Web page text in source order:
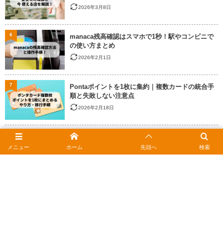
2026年3月8日
manaca残高確認はスマホで1秒！駅やコンビニで
の使い方まとめ
2026年2月1日
6
Pontaポイントを1枚に集約｜複数カードの統合手
順と失敗しない注意点
2026年2月18日
7
ヤマダ電機で商品券は使える？JCBなどギフトカー
ドの種類とポイント還元
メニュー 検索
ホーム 先頭へ